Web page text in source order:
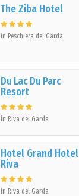
The Ziba Hotel
in Peschiera del Garda
Du Lac Du Parc
Resort
in Riva del Garda
Hotel Grand Hotel
Riva
in Riva del Garda